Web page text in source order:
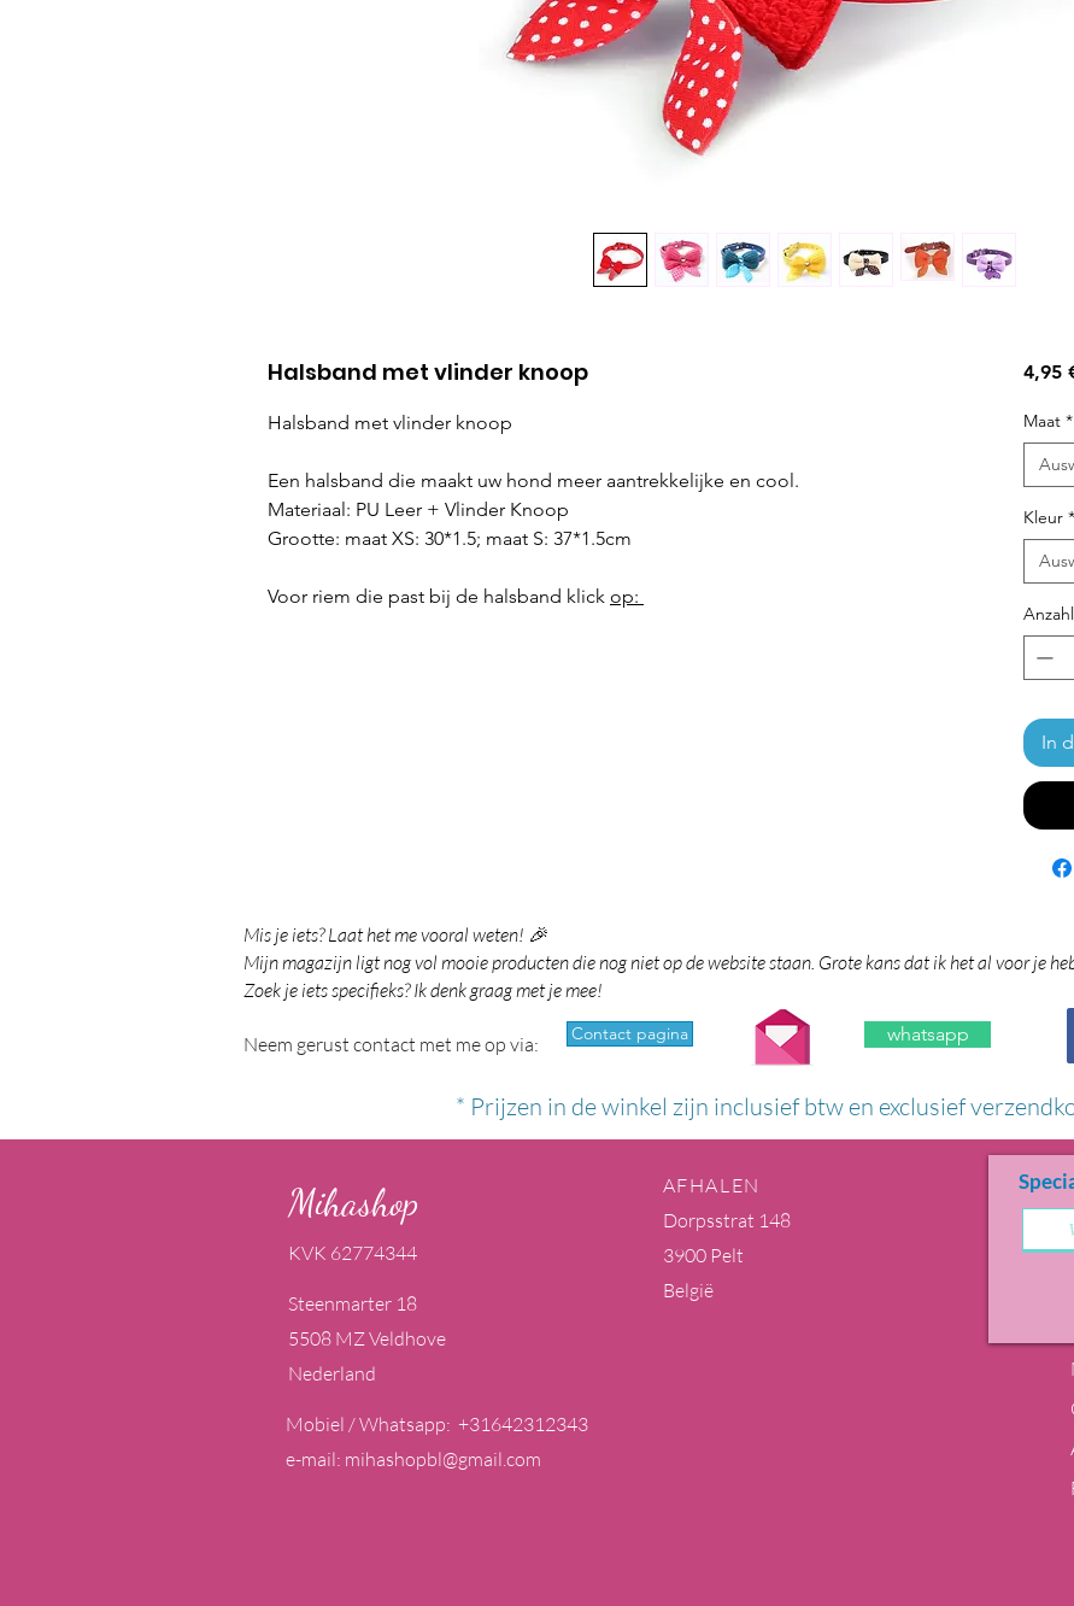
Halsband met vlinder knoop
Halsband met vlinder knoop
Een halsband die maakt uw hond meer aantrekkelijke en cool.
Materiaal: PU Leer + Vlinder Knoop
Grootte: maat XS: 30*1.5; maat S: 37*1.5cm
Voor riem die past bij de halsband klick op:
4,95
Maat *
Kleur *
Anzahl
In
Mis je iets? Laat het me vooral weten! 🎉
Mijn magazijn ligt nog vol mooie producten die nog niet op de website staan. Grote kans dat ik het al voor je
Zoek je iets specifieks? Ik denk graag met je mee!
Neem gerust contact met me op via: Contact pagina whatsapp
* Prijzen in de winkel zijn inclusief btw en exclusief
Mihashop
KVK 62774344
Steenmarter 18
5508 MZ Veldhove
Nederland
Mobiel / Whatsapp: +31642312343
e-mail: mihashopbl@gmail.com
AFHALEN
Dorpsstrat 148
3900 Pelt
België